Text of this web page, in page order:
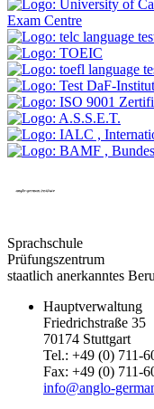
Sprachschule
Prüfungszentrum
staatlich anerkanntes
Hauptverwaltung
Friedrichstraße 35
70174 Stuttgart
Tel.: +49 (0) 711-
Fax: +49 (0) 711-
info@anglo-